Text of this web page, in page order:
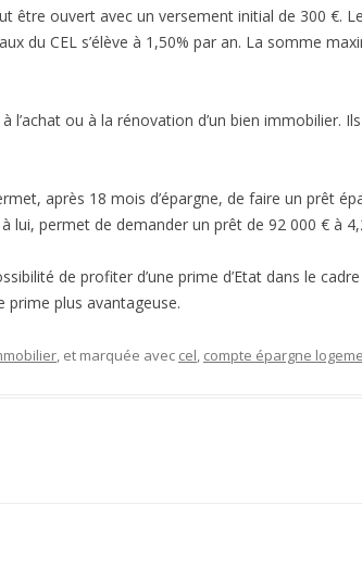
être ouvert avec un versement initial de 300 €.
du CEL s’élève à 1,50% par an. La somme
l’achat ou à la rénovation d’un bien immobilier.
après 18 mois d’épargne, de faire un prêt
à lui, permet de demander un prêt de 92 000 € à
de profiter d’une prime d’Etat dans le
plus avantageuse.
, et marquée avec cel, compte épargne